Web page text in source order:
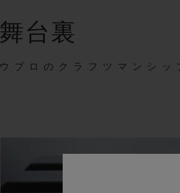
舞台裏
ウブロのクラフツマンシッ